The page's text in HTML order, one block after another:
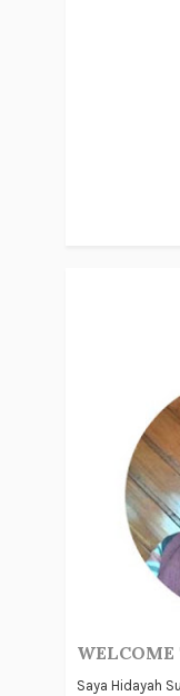
Saya Hidayah